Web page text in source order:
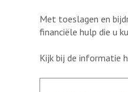
Met toeslagen en
financiële hulp die u
Kijk bij de informatie